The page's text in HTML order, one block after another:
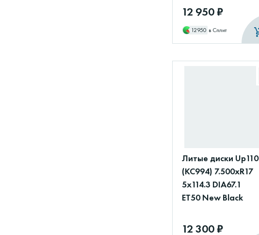
12 950 ₽
12950 в Сплит
Литые диски Up110
(КС994) 7.500xR17
5x114.3 DIA67.1
ET50 New Black
12 300 ₽